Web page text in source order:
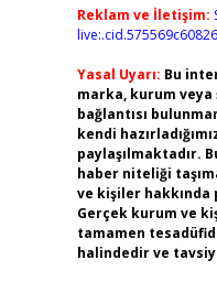
Reklam ve İletişim:
Yasal Uyarı: Bu
marka, kurum
bağlantısı
kendi
paylaşılmaktadır.
haber niteliği
ve kişiler hakkında
Gerçek kurum ve
tamamen
halindedir ve